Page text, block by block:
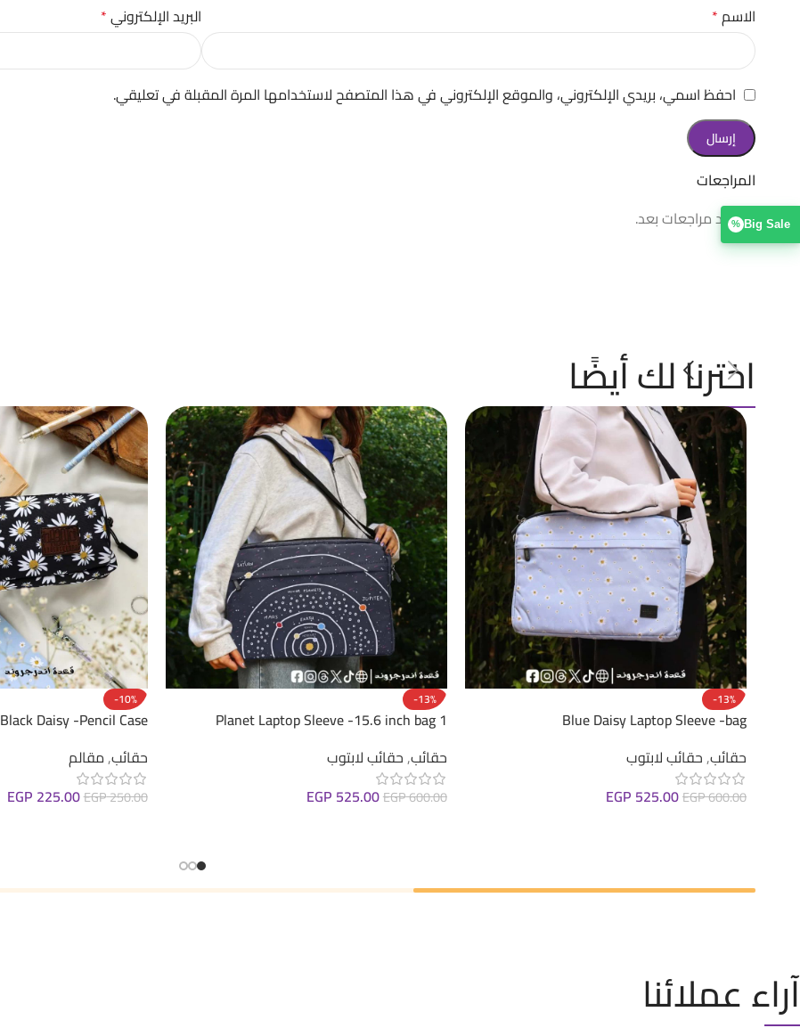
المراجعات
لا توجد مراجعات بعد.
الاسم* البريد الإلكتروني*
احفظ اسمي، بريدي الإلكتروني، والموقع الإلكتروني في هذا المتصفح لاستخدامها المرة المقبلة في تعليقي.
اخترنا لك أيضًا
-13%
Blue Daisy Laptop Sleeve -bag
حقائب,حقائب لابتوب
EGP600.00
EGP 525.00
-13%
Planet Laptop Sleeve -15.6 inch bag 1
حقائب,حقائب لابتوب
EGP600.00
EGP 525.00
-10%
Black Daisy -Pencil Case
حقائب,مقالم
EGP250.00
EGP 225.00
آراء عملائنا
% Big Sale